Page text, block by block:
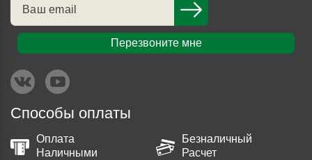
Перезвоните мне
Способы оплаты
Оплата
Наличными
Безналичный
Расчет